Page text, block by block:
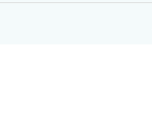
Öffnungszeiten: